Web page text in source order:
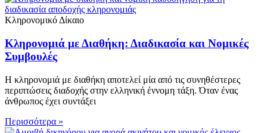
Κληρονομικό Δίκαιο
Κληρονομιά με Διαθήκη: Διαδικασία και Νομικές
Συμβουλές
Η κληρονομιά με διαθήκη αποτελεί μία από τις συνηθέστερες
περιπτώσεις διαδοχής στην ελληνική έννομη τάξη. Όταν ένας
άνθρωπος έχει συντάξει
Περισσότερα »